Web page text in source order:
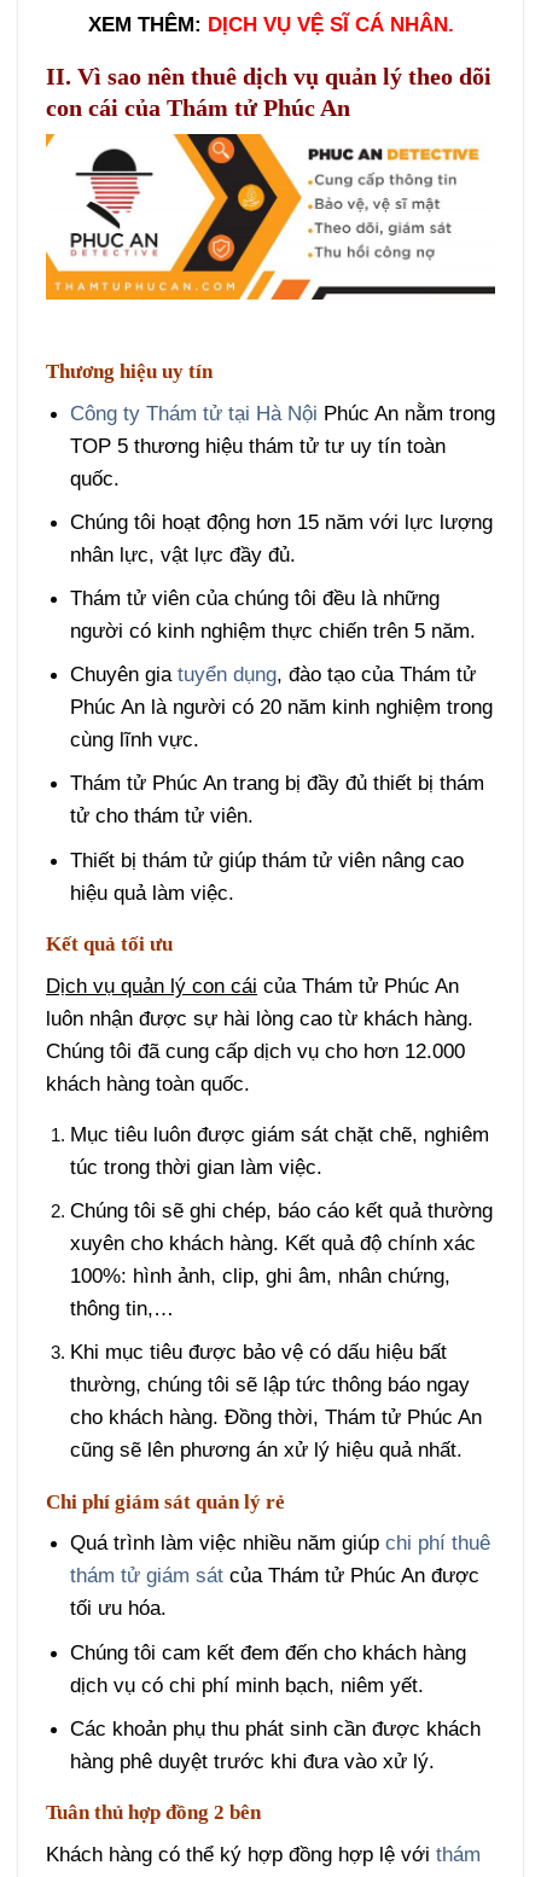
XEM THÊM: DỊCH VỤ VỆ SĨ CÁ NHÂN.
II. Vì sao nên thuê dịch vụ quản lý theo dõi
con cái của Thám tử Phúc An
Thương hiệu uy tín
Công ty Thám tử tại Hà Nội Phúc An nằm trong
TOP 5 thương hiệu thám tử tư uy tín toàn
quốc.
Chúng tôi hoạt động hơn 15 năm với lực lượng
nhân lực, vật lực đầy đủ.
Thám tử viên của chúng tôi đều là những
người có kinh nghiệm thực chiến trên 5 năm.
Chuyên gia tuyển dụng, đào tạo của Thám tử
Phúc An là người có 20 năm kinh nghiệm trong
cùng lĩnh vực.
Thám tử Phúc An trang bị đầy đủ thiết bị thám
tử cho thám tử viên.
Thiết bị thám tử giúp thám tử viên nâng cao
hiệu quả làm việc.
Kết quả tối ưu
Dịch vụ quản lý con cái của Thám tử Phúc An
luôn nhận được sự hài lòng cao từ khách hàng.
Chúng tôi đã cung cấp dịch vụ cho hơn 12.000
khách hàng toàn quốc.
Mục tiêu luôn được giám sát chặt chẽ, nghiêm
túc trong thời gian làm việc.
Chúng tôi sẽ ghi chép, báo cáo kết quả thường
xuyên cho khách hàng. Kết quả độ chính xác
100%: hình ảnh, clip, ghi âm, nhân chứng,
thông tin,…
Khi mục tiêu được bảo vệ có dấu hiệu bất
thường, chúng tôi sẽ lập tức thông báo ngay
cho khách hàng. Đồng thời, Thám tử Phúc An
cũng sẽ lên phương án xử lý hiệu quả nhất.
Chi phí giám sát quản lý rẻ
Quá trình làm việc nhiều năm giúp chi phí thuê
thám tử giám sátcủa Thám tử Phúc An được
tối ưu hóa.
Chúng tôi cam kết đem đến cho khách hàng
dịch vụ có chi phí minh bạch, niêm yết.
Các khoản phụ thu phát sinh cần được khách
hàng phê duyệt trước khi đưa vào xử lý.
Tuân thủ hợp đồng 2 bên
Khách hàng có thể ký hợp đồng hợp lệ vớithám